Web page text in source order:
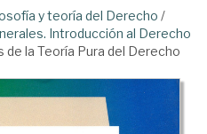
y teoría del Derecho /
Introducción al Derecho
la Teoría Pura del Derecho